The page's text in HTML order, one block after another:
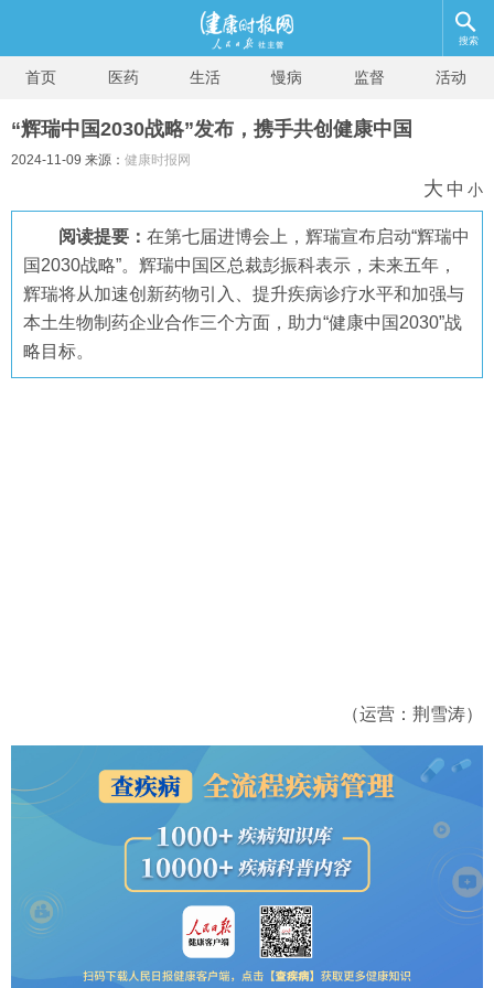
搜索
首页 医药 生活 慢病 监督 活动
“辉瑞中国2030战略”发布，携手共创健康中国
2024-11-09 来源： 健康时报网
大 中 小
阅读提要： 在第七届进博会上，辉瑞宣布启动“辉瑞中
国2030战略”。辉瑞中国区总裁彭振科表示，未来五年，
辉瑞将从加速创新药物引入、提升疾病诊疗水平和加强与
本土生物制药企业合作三个方面，助力“健康中国2030”战
略目标。
（运营：荆雪涛）